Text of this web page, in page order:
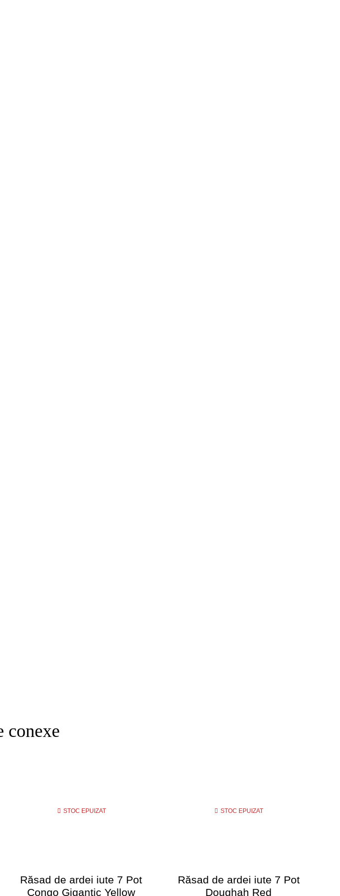
conexe
STOC EPUIZAT
Răsad de ardei iute 7 Pot
Congo Gigantic Yellow
STOC EPUIZAT
Răsad de ardei iute 7 Pot
Doughah Red